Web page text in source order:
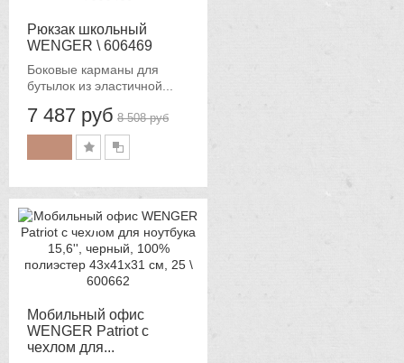
Рюкзак школьный
WENGER \ 606469
Боковые карманы для
бутылок из эластичной...
7 487 руб 8 508 руб
Мобильный офис
WENGER Patriot с
чехлом для...